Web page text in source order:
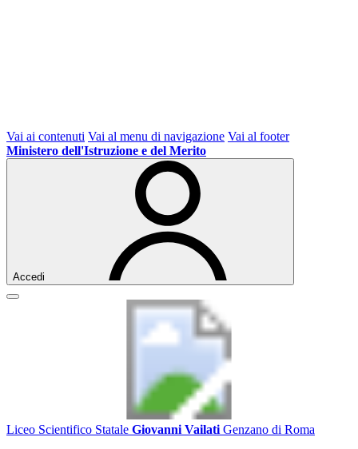
Vai ai contenuti Vai al menu di navigazione Vai al footer
Ministero dell'Istruzione e del Merito
Accedi
Liceo Scientifico Statale Giovanni Vailati Genzano di Roma